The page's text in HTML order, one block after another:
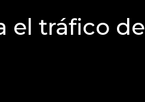
el tráfico de